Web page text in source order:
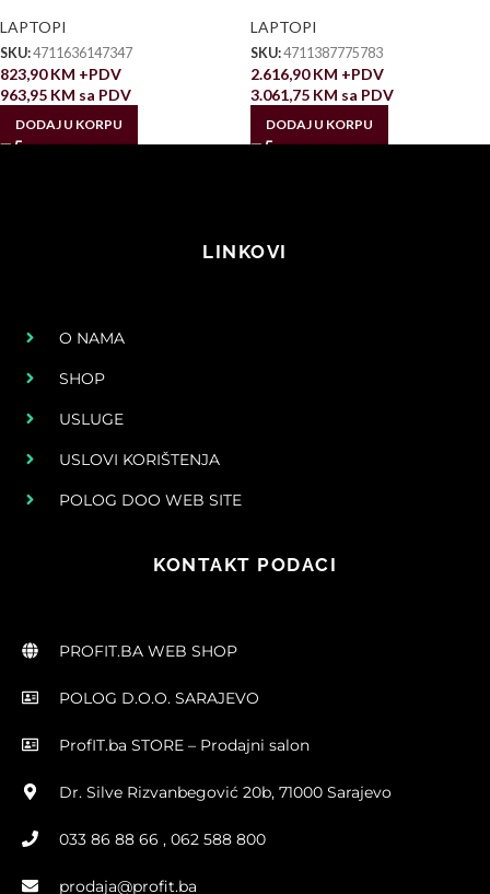
LAPTOPI
SKU:4711636147347
823,90KM +PDV
963,95 KM sa PDV
DODAJ U KORPU
LAPTOPI
SKU:4711387775783
2.616,90KM +PDV
3.061,75 KM sa PDV
DODAJ U KORPU
LINKOVI
O NAMA
SHOP
USLUGE
USLOVI KORIŠTENJA
POLOG DOO WEB SITE
KONTAKT PODACI
PROFIT.BA WEB SHOP
POLOG D.O.O. SARAJEVO
ProfIT.ba STORE – Prodajni salon
Dr. Silve Rizvanbegović 20b, 71000 Sarajevo
033 86 88 66 , 062 588 800
prodaja@profit.ba